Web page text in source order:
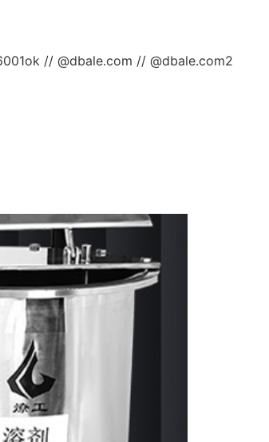
// @dbale.com // @dbale.com2